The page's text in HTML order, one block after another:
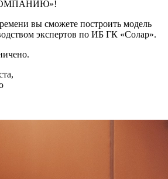
вы сможете построить модель
экспертов по ИБ ГК «Солар».